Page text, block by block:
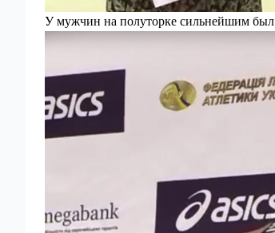
У мужчин на полуторке сильнейшим был